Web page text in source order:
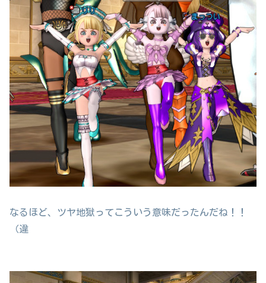
なるほど、ツヤ地獄ってこういう意味だったんだね！！
（違